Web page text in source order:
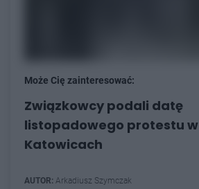
Może Cię zainteresować:
Związkowcy podali datę
listopadowego protestu w
Katowicach
AUTOR: Arkadiusz Szymczak